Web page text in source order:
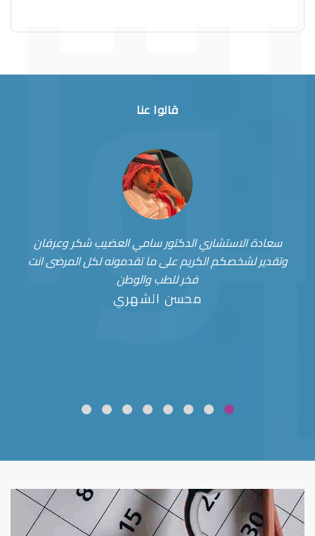
قالوا عنا
سعادة الاستشاري الدكتور سامي العضيب شكر وعرفان
وتقدير لشخصكم الكريم على ما تقدمونه لكل المرضى انت
فخر للطب والوطن
محسن الشهري